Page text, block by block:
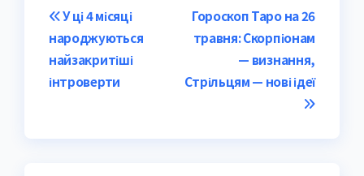
Post
navigation
Гороскоп Таро на 26
травня: Скорпіонам
— визнання,
Стрільцям — нові ідеї
У ці 4 місяці
народжуються
найзакритіші
інтроверти